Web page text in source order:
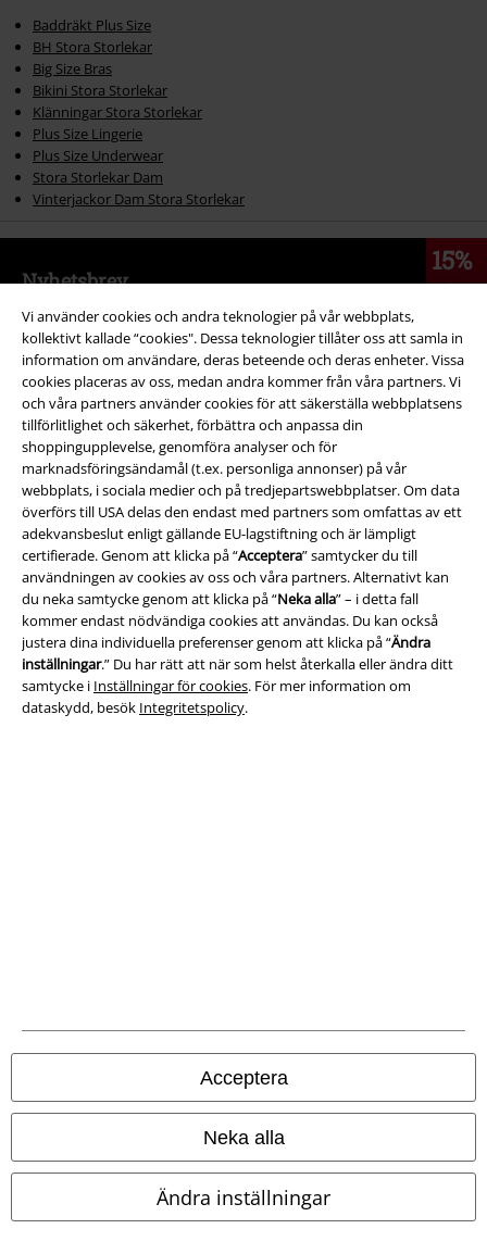
Vi använder cookies och andra teknologier på vår webbplats,
kollektivt kallade “cookies". Dessa teknologier tillåter oss att samla in
information om användare, deras beteende och deras enheter. Vissa
cookies placeras av oss, medan andra kommer från våra partners. Vi
och våra partners använder cookies för att säkerställa webbplatsens
tillförlitlighet och säkerhet, förbättra och anpassa din
shoppingupplevelse, genomföra analyser och för
marknadsföringsändamål (t.ex. personliga annonser) på vår
webbplats, i sociala medier och på tredjepartswebbplatser. Om data
överförs till USA delas den endast med partners som omfattas av ett
adekvansbeslut enligt gällande EU-lagstiftning och är lämpligt
certifierade. Genom att klicka på “Acceptera” samtycker du till
användningen av cookies av oss och våra partners. Alternativt kan
du neka samtycke genom att klicka på “Neka alla” – i detta fall
kommer endast nödvändiga cookies att användas. Du kan också
justera dina individuella preferenser genom att klicka på “Ändra
inställningar.” Du har rätt att när som helst återkalla eller ändra ditt
samtycke i Inställningar för cookies. För mer information om
dataskydd, besök Integritetspolicy.
Acceptera
Neka alla
Ändra inställningar
Baddräkt Plus Size
BH Stora Storlekar
Big Size Bras
Bikini Stora Storlekar
Klänningar Stora Storlekar
Plus Size Lingerie
Plus Size Underwear
Stora Storlekar Dam
Vinterjackor Dam Stora Storlekar
15%
rabatt
Nyhetsbrev
15% rabatt när du registrerar dig för vårt
nyhetsbrev!Mer
Jag godkänner att E.M.P. Merchandising mbH har rätt att behandla mina
personuppgifter och regelbundet skicka mig nyhetsbrev och information
om deras produkter. Jag godkänner att mina personuppgifter kommer att
behandlas enligt derasDatasekretesspolicy. Jag kan återkalla mitt
samtycke när som helst genom att klicka på länken för att avsluta
prenumeration som finns med i alla EMP:s nyhetsbrev.
Härkan jag avsluta prenumerationen på nyhetsbrevet.
Prenumerera
*Gäller i 4 veckor och gäller endast online. Kan inte kombineras med
andra erbjudanden/kampanjer. Aktuell rabatt dras av när rabattkoden
löses in i kassan. Gäller ej vid köp av biljetter, böcker, media, Rammstein-